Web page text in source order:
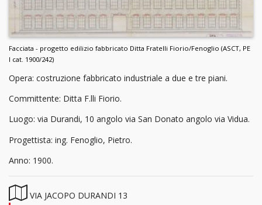
Facciata - progetto edilizio fabbricato Ditta Fratelli Fiorio/Fenoglio (ASCT, PE
I cat. 1900/242)
Opera: costruzione fabbricato industriale a due e tre piani.
Committente: Ditta F.lli Fiorio.
Luogo: via Durandi, 10 angolo via San Donato angolo via Vidua.
Progettista: ing. Fenoglio, Pietro.
Anno: 1900.
VIA JACOPO DURANDI 13